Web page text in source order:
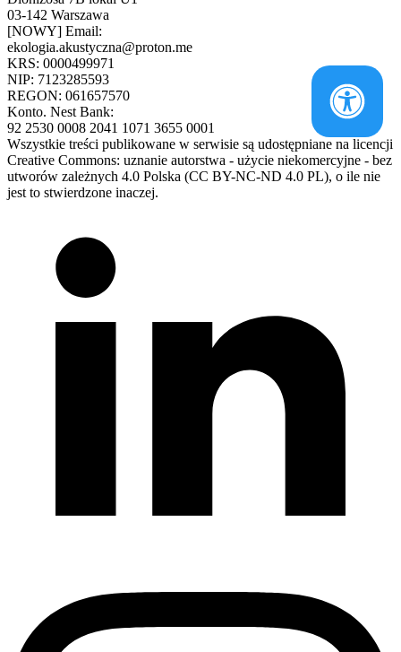
03-142 Warszawa
[NOWY] Email:
ekologia.akustyczna@proton.me
KRS: 0000499971
NIP: 7123285593
REGON: 061657570
Konto. Nest Bank:
92 2530 0008 2041 1071 3655 0001
Wszystkie treści publikowane w serwisie są udostępniane na licencji
Creative Commons: uznanie autorstwa - użycie niekomercyjne - bez
utworów zależnych 4.0 Polska (CC BY-NC-ND 4.0 PL), o ile nie
jest to stwierdzone inaczej.